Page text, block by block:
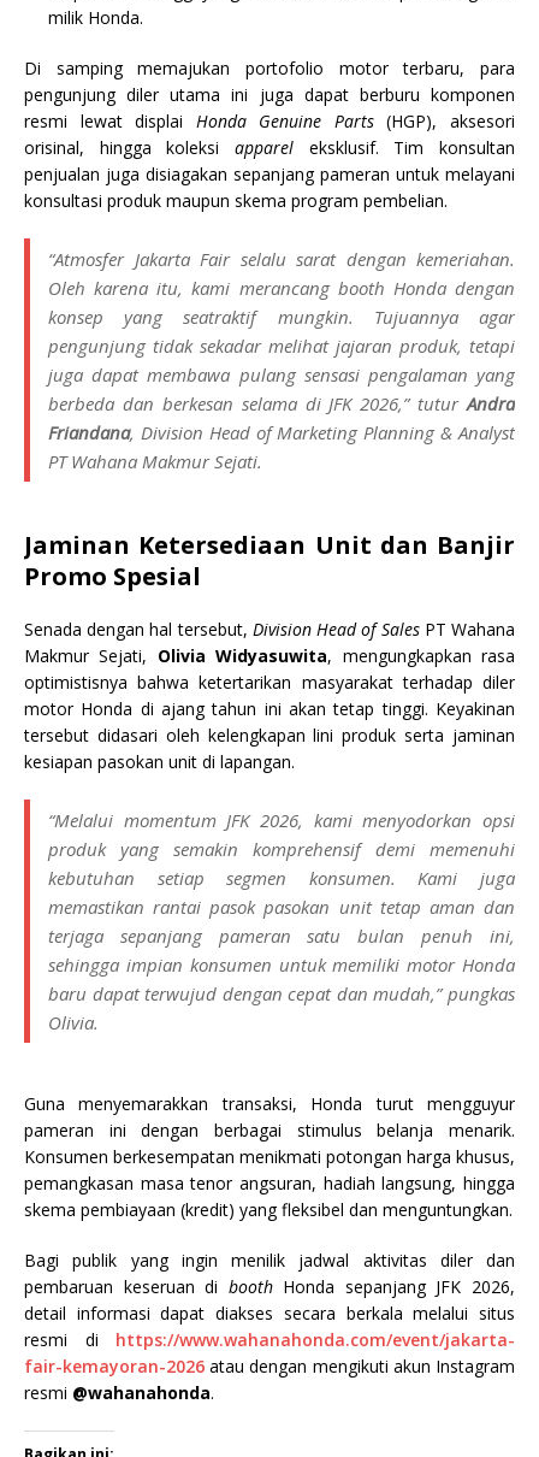
milik Honda.
Di samping memajukan portofolio motor terbaru, para
pengunjung diler utama ini juga dapat berburu komponen
resmi lewat displai Honda Genuine Parts(HGP), aksesori
orisinal, hingga koleksi apparel eksklusif. Tim konsultan
penjualan juga disiagakan sepanjang pameran untuk melayani
konsultasi produk maupun skema program pembelian.
“Atmosfer Jakarta Fair selalu sarat dengan kemeriahan.
Oleh karena itu, kami merancang booth Honda dengan
konsep yang seatraktif mungkin. Tujuannya agar
pengunjung tidak sekadar melihat jajaran produk, tetapi
juga dapat membawa pulang sensasi pengalaman yang
berbeda dan berkesan selama di JFK 2026,” tuturAndra
Friandana, Division Head of Marketing Planning & Analyst
PT Wahana Makmur Sejati.
Jaminan Ketersediaan Unit dan Banjir
Promo Spesial
Senada dengan hal tersebut, Division Head of SalesPT Wahana
Makmur Sejati, Olivia Widyasuwita, mengungkapkan rasa
optimistisnya bahwa ketertarikan masyarakat terhadap diler
motor Honda di ajang tahun ini akan tetap tinggi. Keyakinan
tersebut didasari oleh kelengkapan lini produk serta jaminan
kesiapan pasokan unit di lapangan.
“Melalui momentum JFK 2026, kami menyodorkan opsi
produk yang semakin komprehensif demi memenuhi
kebutuhan setiap segmen konsumen. Kami juga
memastikan rantai pasok pasokan unit tetap aman dan
terjaga sepanjang pameran satu bulan penuh ini,
sehingga impian konsumen untuk memiliki motor Honda
baru dapat terwujud dengan cepat dan mudah,” pungkas
Olivia.
Guna menyemarakkan transaksi, Honda turut mengguyur
pameran ini dengan berbagai stimulus belanja menarik.
Konsumen berkesempatan menikmati potongan harga khusus,
pemangkasan masa tenor angsuran, hadiah langsung, hingga
skema pembiayaan (kredit) yang fleksibel dan menguntungkan.
Bagi publik yang ingin menilik jadwal aktivitas diler dan
pembaruan keseruan di boothHonda sepanjang JFK 2026,
detail informasi dapat diakses secara berkala melalui situs
resmi di https://www.wahanahonda.com/event/jakarta-
fair-kemayoran-2026 atau dengan mengikuti akun Instagram
resmi @wahanahonda.